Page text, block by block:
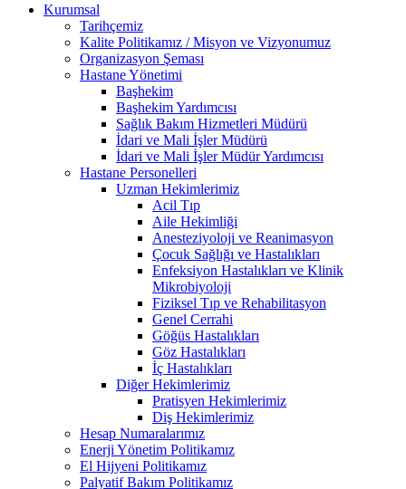
Kurumsal
Tarihçemiz
Kalite Politikamız / Misyon ve Vizyonumuz
Organizasyon Şeması
Hastane Yönetimi
Başhekim
Başhekim Yardımcısı
Sağlık Bakım Hizmetleri Müdürü
İdari ve Mali İşler Müdürü
İdari ve Mali İşler Müdür Yardımcısı
Hastane Personelleri
Uzman Hekimlerimiz
Acil Tıp
Aile Hekimliği
Anesteziyoloji ve Reanimasyon
Çocuk Sağlığı ve Hastalıkları
Enfeksiyon Hastalıkları ve Klinik
Mikrobiyoloji
Fiziksel Tıp ve Rehabilitasyon
Genel Cerrahi
Göğüs Hastalıkları
Göz Hastalıkları
İç Hastalıkları
Diğer Hekimlerimiz
Pratisyen Hekimlerimiz
Diş Hekimlerimiz
Hesap Numaralarımız
Enerji Yönetim Politikamız
El Hijyeni Politikamız
Palyatif Bakım Politikamız